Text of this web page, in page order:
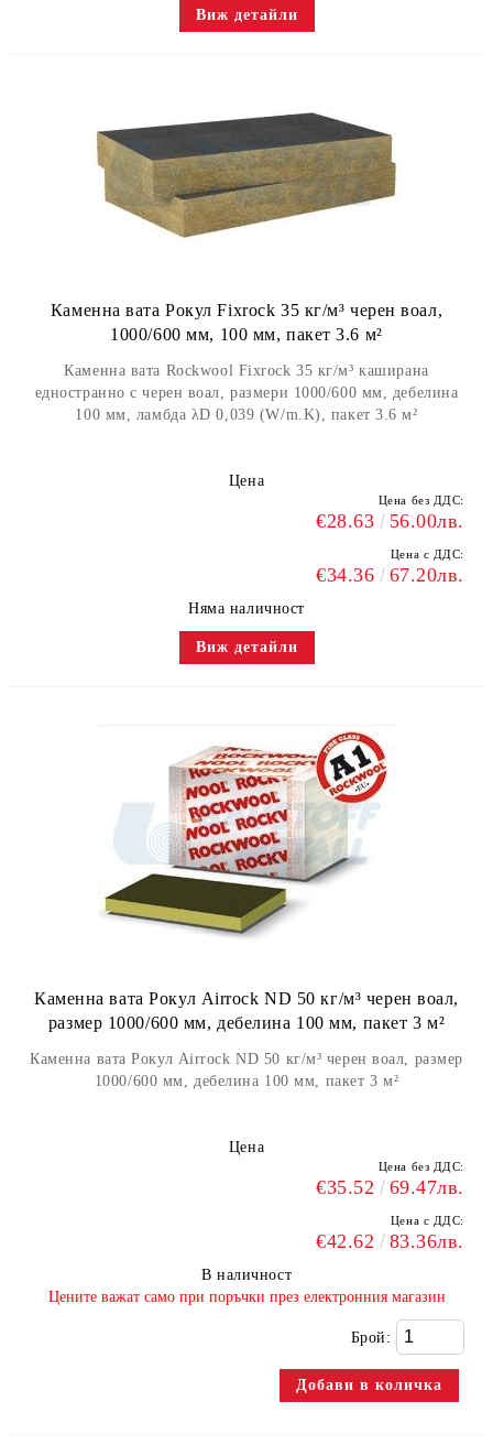
Виж детайли
Каменна вата Рокул Fixrock 35 кг/м³ черен воал,
1000/600 мм, 100 мм, пакет 3.6 м²
Каменна вата Rockwool Fixrock 35 кг/м³ каширана
едностранно с черен воал, размери 1000/600 мм, дебелина
100 мм, ламбда λD 0,039 (W/m.K), пакет 3.6 м²
Цена
Цена без ДДС:
€28.63 56.00лв.
Цена с ДДС:
€34.36 67.20лв.
Няма наличност
Виж детайли
Каменна вата Рокул Airrock ND 50 кг/м³ черен воал,
размер 1000/600 мм, дебелина 100 мм, пакет 3 м²
Каменна вата Рокул Airrock ND 50 кг/м³ черен воал, размер
1000/600 мм, дебелина 100 мм, пакет 3 м²
Цена
Цена без ДДС:
€35.52 69.47лв.
Цена с ДДС:
€42.62 83.36лв.
В наличност
​Цените важат само при поръчки през електронния магазин
Брой: